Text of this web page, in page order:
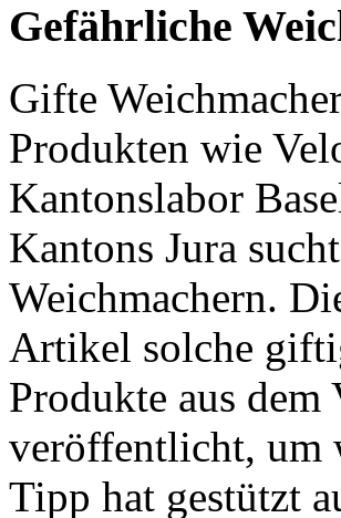
Gefährliche
Gifte
Produkten wie
Kantonslabor
Kantons Jura
Weichmachern.
Artikel solche
Produkte aus
veröffentlicht, um
Tipp hat gestützt